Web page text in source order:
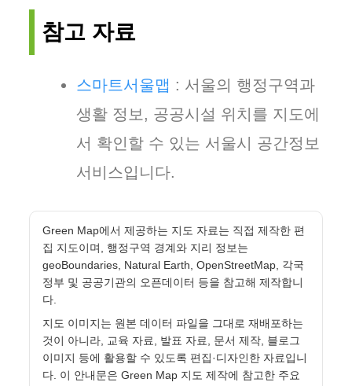
참고 자료
스마트서울맵 : 서울의 행정구역과
생활 정보, 공공시설 위치를 지도에
서 확인할 수 있는 서울시 공간정보
서비스입니다.
Green Map에서 제공하는 지도 자료는 직접 제작한 편
집 지도이며, 행정구역 경계와 지리 정보는
geoBoundaries, Natural Earth, OpenStreetMap, 각국
정부 및 공공기관의 오픈데이터 등을 참고해 제작합니
다.
지도 이미지는 원본 데이터 파일을 그대로 재배포하는
것이 아니라, 교육 자료, 발표 자료, 문서 제작, 블로그
이미지 등에 활용할 수 있도록 편집·디자인한 자료입니
다. 이 안내문은 Green Map 지도 제작에 참고한 주요